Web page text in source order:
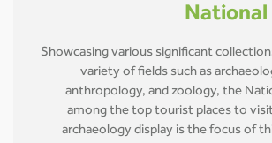
Showcasing various significant
variety of fields such as
anthropology, and zoology, the
among the top tourist places to
archaeology display is the focus of